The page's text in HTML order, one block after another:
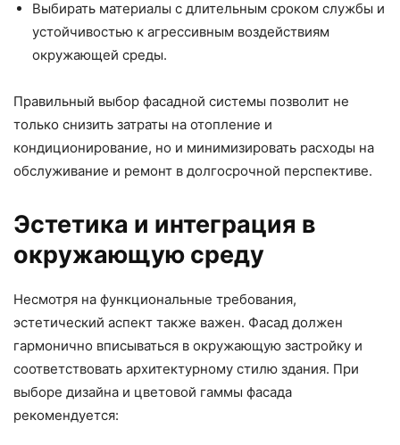
Выбирать материалы с длительным сроком службы и
устойчивостью к агрессивным воздействиям
окружающей среды.
Правильный выбор фасадной системы позволит не
только снизить затраты на отопление и
кондиционирование, но и минимизировать расходы на
обслуживание и ремонт в долгосрочной перспективе.
Эстетика и интеграция в
окружающую среду
Несмотря на функциональные требования,
эстетический аспект также важен. Фасад должен
гармонично вписываться в окружающую застройку и
соответствовать архитектурному стилю здания. При
выборе дизайна и цветовой гаммы фасада
рекомендуется: